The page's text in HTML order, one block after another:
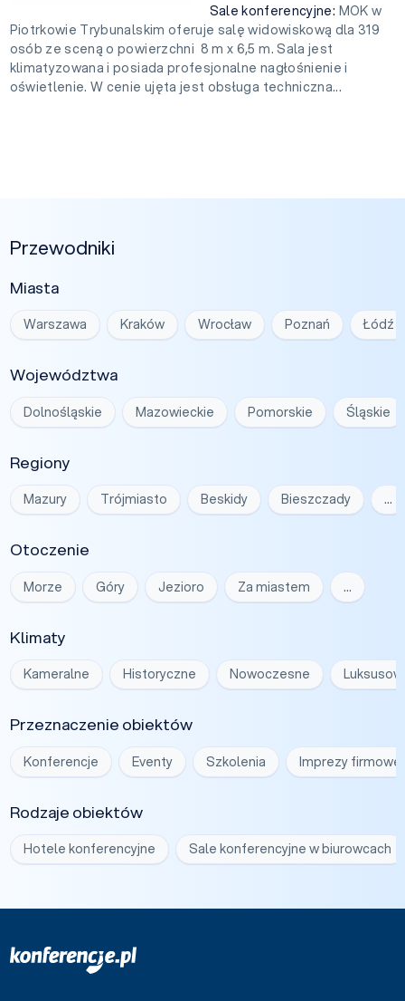
Sale konferencyjne: MOK w
Piotrkowie Trybunalskim oferuje salę widowiskową dla 319
osób ze sceną o powierzchni 8 m x 6,5 m. Sala jest
klimatyzowana i posiada profesjonalne nagłośnienie i
oświetlenie. W cenie ujęta jest obsługa techniczna...
Przewodniki
Miasta
Warszawa Kraków Wrocław Poznań Łódź
Województwa
Dolnośląskie Mazowieckie Pomorskie Śląskie
Regiony
Mazury Trójmiasto Beskidy Bieszczady …
Otoczenie
Morze Góry Jezioro Za miastem …
Klimaty
Kameralne Historyczne Nowoczesne
Przeznaczenie obiektów
Konferencje Eventy Szkolenia Imprezy firmowe
Rodzaje obiektów
Hotele konferencyjne Sale konferencyjne w biurowcach